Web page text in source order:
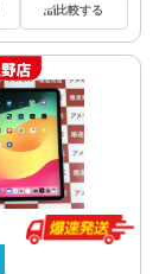
比較する